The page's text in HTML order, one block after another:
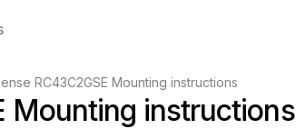
RC43C2GSE Mounting instructions
Mounting instructions